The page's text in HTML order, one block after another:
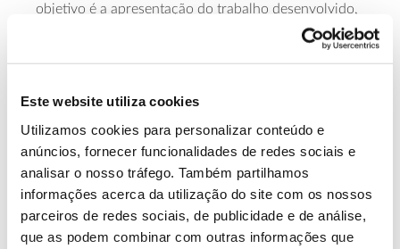
Este website utiliza cookies
Utilizamos cookies para personalizar conteúdo e
anúncios, fornecer funcionalidades de redes sociais e
analisar o nosso tráfego. Também partilhamos
informações acerca da utilização do site com os nossos
parceiros de redes sociais, de publicidade e de análise,
que as podem combinar com outras informações que
objetivo é a apresentação do trabalho desenvolvido,
considerando indicadores relacionados com os
valorização.
Saiba mais sobre o programa deste
workshop e o processo de inscrição
13.07.2026